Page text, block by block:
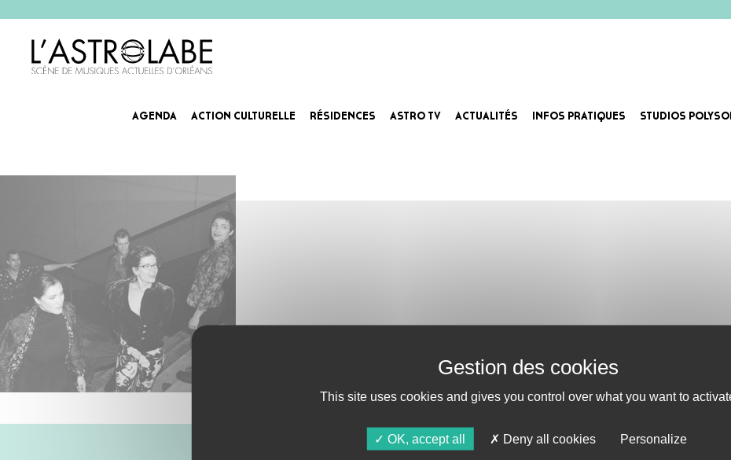
AGENDA ACTION CULTURELLE RÉSIDENCES ASTRO TV ACTUALITÉS INFOS PRATIQUES STUDIOS
This site uses cookies and gives you control over what you want to
OK, accept all Deny all cookies Personalize